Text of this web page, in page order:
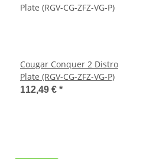
Cougar Conquer 2 Distro
Plate (RGV-CG-ZFZ-VG-P)
112,49 € *